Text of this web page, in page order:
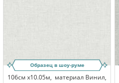
Образец в шоу-руме
106см x10.05м, материал Винил,